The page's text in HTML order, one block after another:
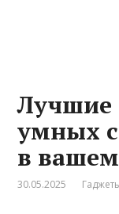
Лучшие
умных
в
30.05.2025